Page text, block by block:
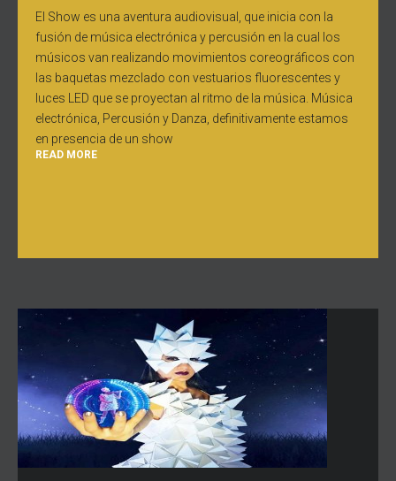
El Show es una aventura audiovisual, que inicia con la
fusión de música electrónica y percusión en la cual los
músicos van realizando movimientos coreográficos con
las baquetas mezclado con vestuarios fluorescentes y
luces LED que se proyectan al ritmo de la música. Música
electrónica, Percusión y Danza, definitivamente estamos
en presencia de un show
READ MORE